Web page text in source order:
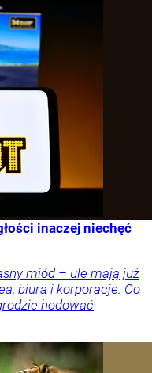
inaczej niechęć
miód – ule mają już
biura i korporacje. Co
hodować